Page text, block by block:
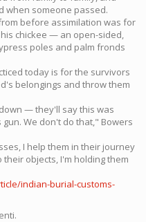
when someone passed.
before assimilation was for
chickee — an open-sided,
poles and palm fronds
today is for the survivors
belongings and throw them
— they'll say this was
We don't do that," Bowers
I help them in their journey
objects, I'm holding them
indian-burial-customs-